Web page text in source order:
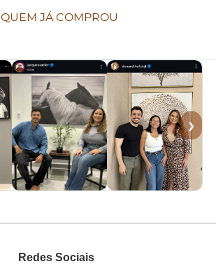
QUEM JÁ COMPROU
❯
Redes Sociais